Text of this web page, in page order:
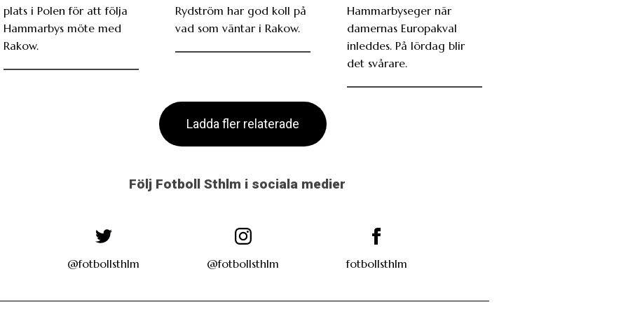
plats i Polen för att följa
Hammarbys möte med
Rakow.
Rydström har god koll på
vad som väntar i Rakow.
Hammarbyseger när
damernas Europakval
inleddes. På lördag blir
det svårare.
Ladda fler relaterade
Följ Fotboll Sthlm i sociala medier
@fotbollsthlm @fotbollsthlm fotbollsthlm